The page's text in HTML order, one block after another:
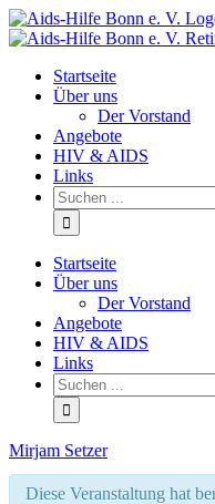
Facebook
Startseite
Über uns
Der Vorstand
Angebote
HIV & AIDS
Links
Startseite
Über uns
Der Vorstand
Angebote
HIV & AIDS
Links
Mirjam Setzer
Diese Veranstaltung hat